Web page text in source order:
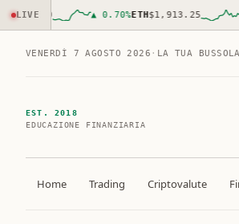
LIVE ▲ 0.70% ETH$1,913.25 ▲
VENERDÌ 7 AGOSTO 2026 · LA TUA
EST. 2018
EDUCAZIONE FINANZIARIA
Home Trading Criptovalute